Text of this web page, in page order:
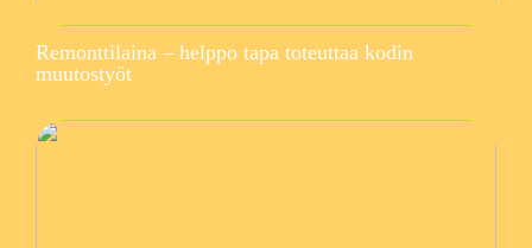
Remonttilaina – helppo tapa toteuttaa kodin
muutostyöt